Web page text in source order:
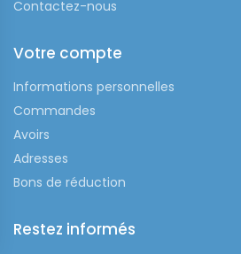
Contactez-nous
Votre compte
Informations personnelles
Commandes
Avoirs
Adresses
Bons de réduction
Restez informés